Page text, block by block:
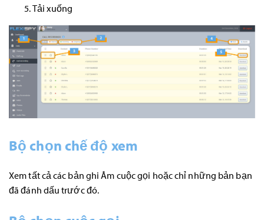
Tải xuống
Bộ chọn chế độ xem
Xem tất cả các bản ghi Âm cuộc gọi hoặc chỉ những bản bạn
đã đánh dấu trước đó.